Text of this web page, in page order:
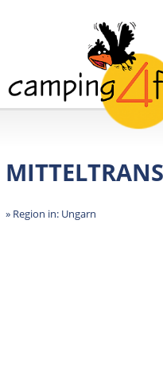
» Region in: Ungarn